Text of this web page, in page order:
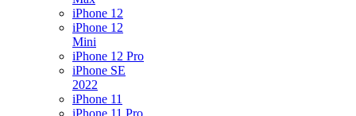
iPhone 12
iPhone 12
Mini
iPhone 12 Pro
iPhone SE
2022
iPhone 11
iPhone 11 Pro